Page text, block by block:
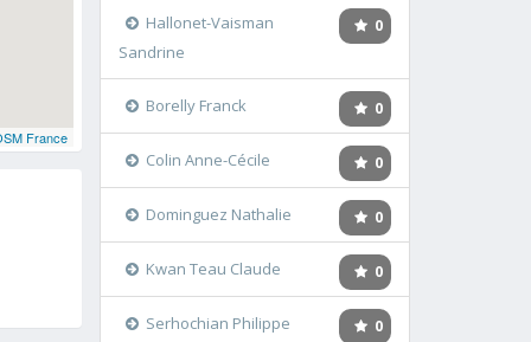
France
0
Hallonet-Vaisman
Sandrine
0
Borelly Franck
0
Colin Anne-Cécile
0
Dominguez Nathalie
0
Kwan Teau Claude
0
Serhochian Philippe